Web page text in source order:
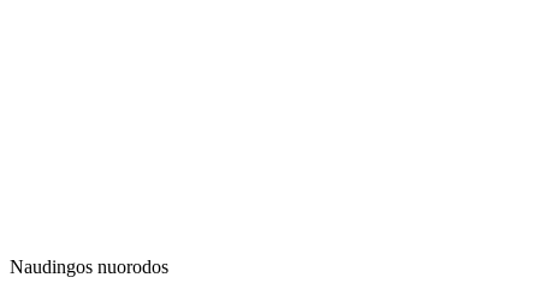
Naudingos nuorodos